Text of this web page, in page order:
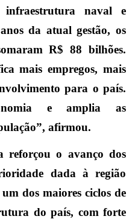
naval e
da atual gestão, os
R$ 88 bilhões.
mais empregos, mais
para o país.
e amplia as
afirmou.
reforçou o avanço dos
dada à região
dos maiores ciclos de
do país, com forte